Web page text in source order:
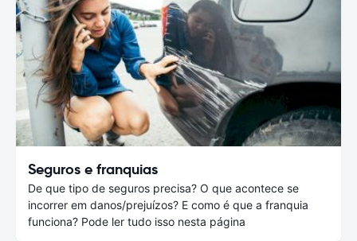
Seguros e franquias
De que tipo de seguros precisa? O que acontece se
incorrer em danos/prejuízos? E como é que a franquia
funciona? Pode ler tudo isso nesta página